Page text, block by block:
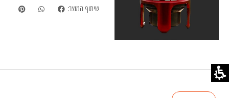
שיתוף המוצר: